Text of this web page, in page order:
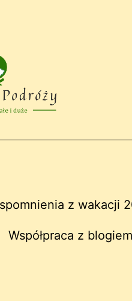
z wakacji
Współpraca z